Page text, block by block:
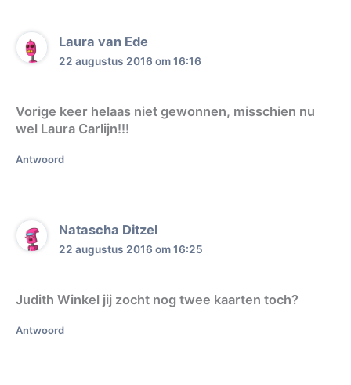
Laura van Ede
22 augustus 2016 om 16:16
Vorige keer helaas niet gewonnen, misschien nu
wel Laura Carlijn!!!
Antwoord
Natascha Ditzel
22 augustus 2016 om 16:25
Judith Winkel jij zocht nog twee kaarten toch?
Antwoord